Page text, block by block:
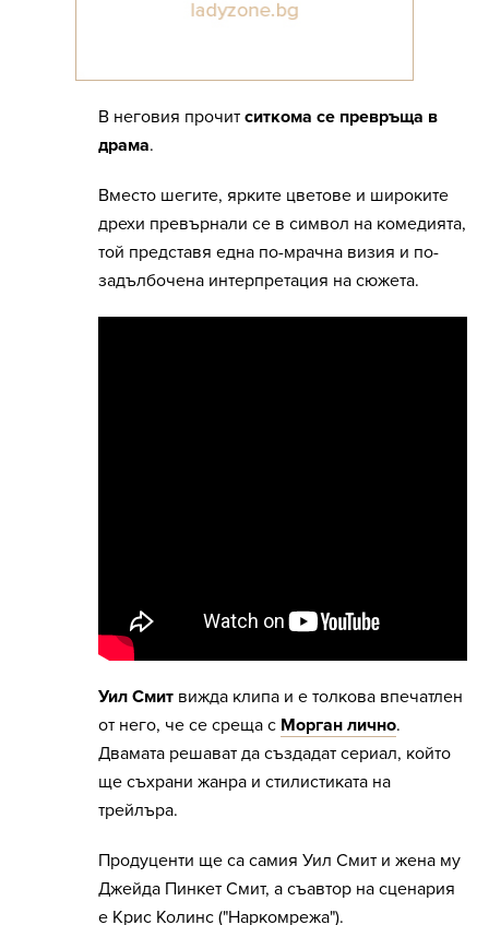
В неговия прочит ситкома се превръща в
драма.
Вместо шегите, ярките цветове и широките
дрехи превърнали се в символ на комедията,
той представя една по-мрачна визия и по-
задълбочена интерпретация на сюжета.
Уил Смит вижда клипа и е толкова впечатлен
от него, че се среща с Морган лично.
Двамата решават да създадат сериал, който
ще съхрани жанра и стилистиката на
трейлъра.
Продуценти ще са самия Уил Смит и жена му
Джейда Пинкет Смит, а съавтор на сценария
е Крис Колинс ("Наркомрежа").